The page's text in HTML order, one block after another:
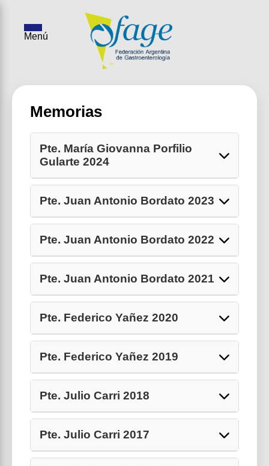
Menú
Memorias
Pte. María Giovanna Porfilio
Gularte 2024
Pte. Juan Antonio Bordato 2023
Pte. Juan Antonio Bordato 2022
Pte. Juan Antonio Bordato 2021
Pte. Federico Yañez 2020
Pte. Federico Yañez 2019
Pte. Julio Carri 2018
Pte. Julio Carri 2017